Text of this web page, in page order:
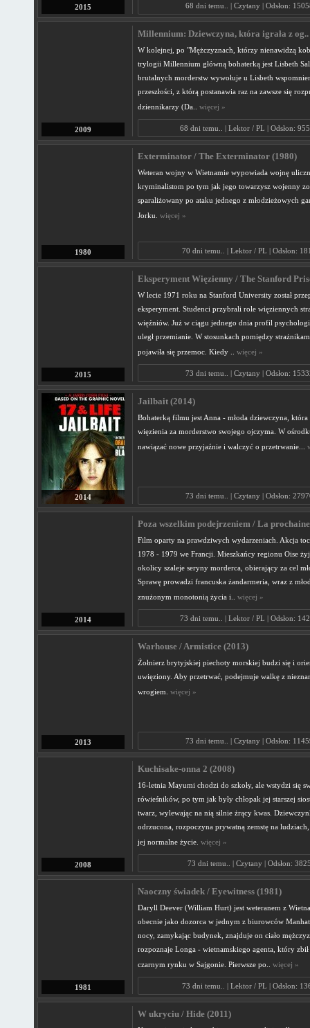
2015 68 dni temu.. | Czytany | Odsłon:
2009
Millennium: Dziewczyna, która igrała z og..
W kolejnej, po "Mężczyznach, którzy nienawidzą
trylogii Millennium główną bohaterką jest Lisbeth
brutalnych morderstw wywołuje u Lisbeth
przeszłości, z którą postanawia raz na zawsze się
dziennikarzy (Da.. więcej »
68 dni temu.. | Lektor / PL | Odsłon:
1980
Exterminator / The Exterminator (1980)
Weteran wojny w Wietnamie wypowiada wojnę
kryminalistom po tym jak jego towarzysz wojenny
sparaliżowany po ataku jednego z młodzieżowych
Jorku. więcej »
70 dni temu.. | Lektor / PL | Odsłon:
2015
Eksperyment Więzienny / The Stanford
W lecie 1971 roku na Stanford University został
eksperyment. Studenci przybrali role więziennych
więźniów. Już w ciągu jednego dnia profil
uległ przemianie. W stosunkach pomiędzy
pojawiła się przemoc. Kiedy .. więcej »
73 dni temu.. | Czytany | Odsłon:
2014
Jailbait (2014)
Bohaterką filmu jest Anna - młoda dziewczyna,
więzienia za morderstwo swojego ojczyma. W
nawiązać nowe przyjaźnie i walczyć o przetrwanie...
73 dni temu.. | Czytany | Odsłon:
2014
Poza wszelkim podejrzeniem / La
Film oparty na prawdziwych wydarzeniach. Akcja
1978 - 1979 we Francji. Mieszkańcy regionu Oise
okolicy szaleje seryny morderca, obierający za cel
Sprawę prowadzi francuska żandarmeria, wraz z
znużonym monotonią życia i.. więcej »
73 dni temu.. | Lektor / PL | Odsłon:
2013
Warhouse / Armistice (2013)
Żołnierz brytyjskiej piechoty morskiej budzi się i
uwięziony. Aby przetrwać, podejmuje walkę z
wrogiem. więcej »
73 dni temu.. | Czytany | Odsłon:
2008
Kuchisake-onna 2 (2008)
16-letnia Mayumi chodzi do szkoły, ale wstydzi się
rówieśników, po tym jak były chłopak jej starszej
twarz, wylewając na nią silnie żrący kwas.
odrzucona, rozpoczyna prywatną zemstę na
jej normalne życie. więcej »
73 dni temu.. | Czytany | Odsłon:
1981
Naoczny świadek / Eyewitness (1981)
Daryll Deever (William Hurt) jest weteranem z
obecnie jako dozorca w jednym z biurowców
nocy, zamykając budynek, znajduje on ciało
rozpoznaje Longa - wietnamskiego agenta, który
czarnym rynku w Sajgonie. Pierwsze po.. więcej »
73 dni temu.. | Lektor / PL | Odsłon:
W ukryciu / Hide (2011)